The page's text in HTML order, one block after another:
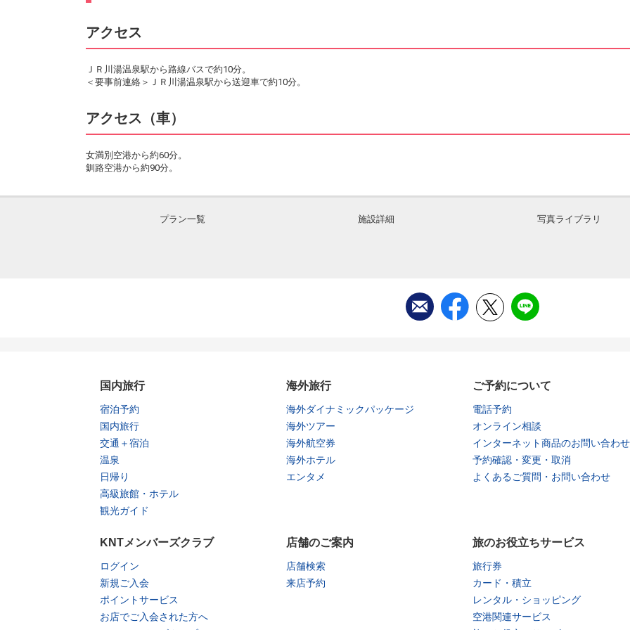
アクセス
ＪＲ川湯温泉駅から路線バスで約10分。
＜要事前連絡＞ＪＲ川湯温泉駅から送迎車で約10分。
アクセス（車）
女満別空港から約60分。
釧路空港から約90分。
プラン一覧 施設詳細 写真ライブラリ
国内旅行
宿泊予約
国内旅行
交通＋宿泊
温泉
日帰り
高級旅館・ホテル
観光ガイド
海外旅行
海外ダイナミックパッケージ
海外ツアー
海外航空券
海外ホテル
エンタメ
ご予約について
電話予約
オンライン相談
インターネット商品のお問い合わせ
予約確認・変更・取消
よくあるご質問・お問い合わせ
KNTメンバーズクラブ
ログイン
新規ご入会
ポイントサービス
お店でご入会された方へ
店舗のご案内
店舗検索
来店予約
旅のお役立ちサービス
旅行券
カード・積立
レンタル・ショッピング
空港関連サービス